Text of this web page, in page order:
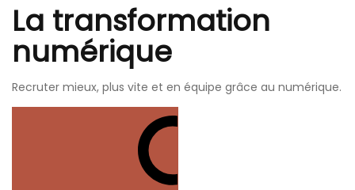
La transformation
numérique
Recruter mieux, plus vite et en équipe grâce au numérique.